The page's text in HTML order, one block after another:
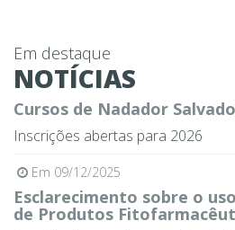
Em destaque
NOTÍCIAS
Cursos de Nadador
Inscrições abertas para 2026
Em 09/12/2025
Esclarecimento sobre o
de Produtos